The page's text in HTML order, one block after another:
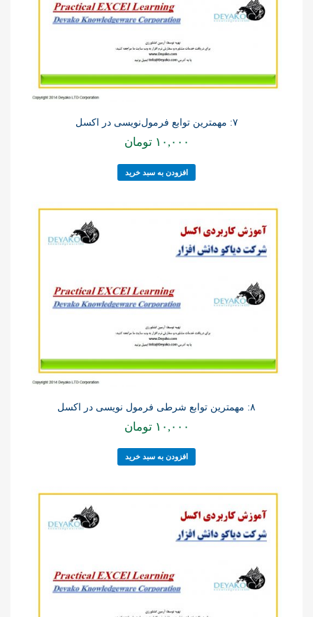
۷: مهمترین توابع فرمول‌نویسی در اکسل
۱۰,۰۰۰ تومان
افزودن به سبد خرید
۸: مهمترین توابع شرطی فرمول نویسی در اکسل
۱۰,۰۰۰ تومان
افزودن به سبد خرید